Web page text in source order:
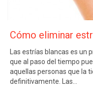
Cómo eliminar
Las estrías blancas es un
que al paso del tiempo
aquellas personas que la
definitivamente. Las…